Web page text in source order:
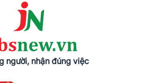
người, nhận đúng việc